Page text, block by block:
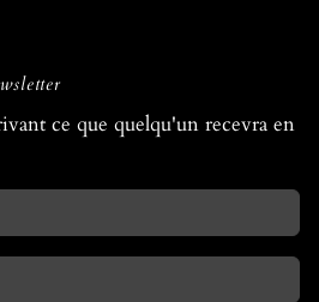
ce que quelqu'un recevra en